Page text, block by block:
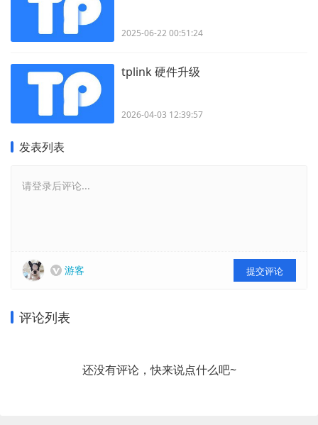
2025-06-22 00:51:24
tplink 硬件升级
2026-04-03 12:39:57
发表列表
请登录后评论...
游客 提交评论
评论列表
还没有评论，快来说点什么吧~